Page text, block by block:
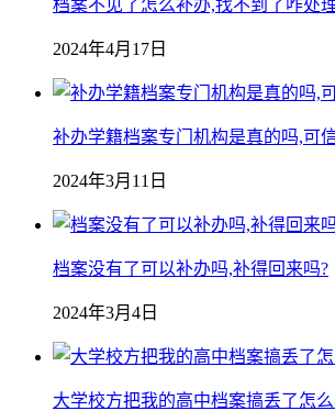
档案不见了怎么补办,找不到了咋处
2024年4月17日
补办学籍档案专门机构是真的吗,可
2024年3月11日
档案没有了可以补办吗,补得回来吗?
2024年3月4日
大学校方把我的高中档案搞丢了怎